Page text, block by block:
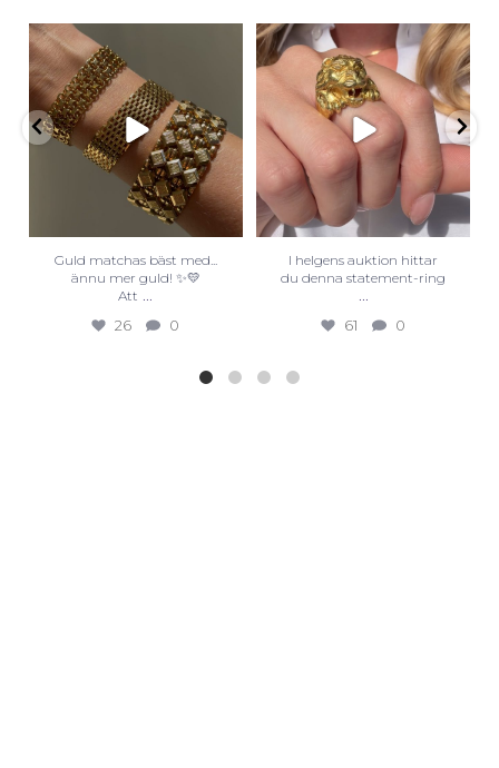
Guld matchas bäst med...
ännu mer guld! ✨💛
Att ...
26 0
I helgens auktion hittar
du denna statement-ring
...
61 0